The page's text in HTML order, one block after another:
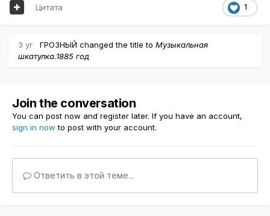
1
Цитата
3 yr ГРОЗНЫЙ changed the title to Музыкальная
шкатулка.1885 год
Join the conversation
You can post now and register later. If you have an account,
sign in now to post with your account.
Ответить в этой теме...